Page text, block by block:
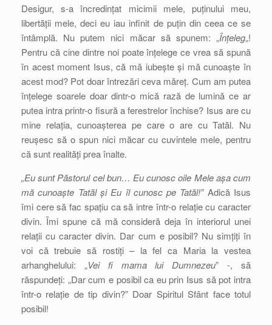
Desigur, s-a încredințat micimii mele, puținului meu,
libertății mele, deci eu iau infinit de puțin din ceea ce se
întâmplă. Nu putem nici măcar să spunem: „Înțeleg„!
Pentru că cine dintre noi poate înțelege ce vrea să spună
în acest moment Isus, că mă iubește și mă cunoaște în
acest mod? Pot doar întrezări ceva măreț. Cum am putea
înțelege soarele doar dintr-o mică rază de lumină ce ar
putea intra printr-o fisură a ferestrelor închise? Isus are cu
mine relația, cunoașterea pe care o are cu Tatăl. Nu
reușesc să o spun nici măcar cu cuvintele mele, pentru
că sunt realități prea înalte.
„Eu sunt Păstorul cel bun… Eu cunosc oile Mele așa cum
mă cunoaște Tatăl și Eu îl cunosc pe Tatăl!”Adică Isus
îmi cere să fac spațiu ca să intre într-o relație cu caracter
divin. Îmi spune că mă consideră deja în interiorul unei
relații cu caracter divin. Dar cum e posibil? Nu simțiți în
voi că trebuie să rostiți – la fel ca Maria la vestea
arhanghelului: „Vei fi mama lui Dumnezeu” -, să
răspundeți: „Dar cum e posibil ca eu prin Isus să pot intra
într-o relație de tip divin?” Doar Spiritul Sfânt face totul
posibil!